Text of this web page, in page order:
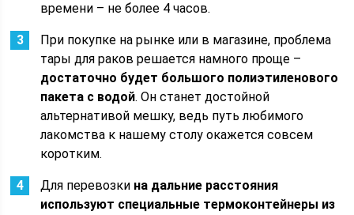
времени – не более 4 часов.
При покупке на рынке или в магазине, проблема
тары для раков решается намного проще –
достаточно будет большого полиэтиленового
пакета с водой. Он станет достойной
альтернативой мешку, ведь путь любимого
лакомства к нашему столу окажется совсем
коротким.
Для перевозки на дальние расстояния
используют специальные термоконтейнеры из